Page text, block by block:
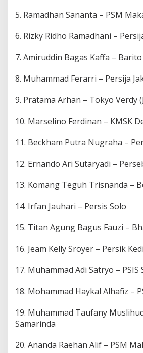
5. Ramadhan Sananta – PSM
6. Rizky Ridho Ramadhani –
7. Amiruddin Bagas Kaffa –
8. Muhammad Ferarri – Persija
9. Pratama Arhan – Tokyo Verdy
10. Marselino Ferdinan – KMSK
11. Beckham Putra Nugraha –
12. Ernando Ari Sutaryadi –
13. Komang Teguh Trisnanda –
14. Irfan Jauhari – Persis Solo
15. Titan Agung Bagus Fauzi –
16. Jeam Kelly Sroyer – Persik
17. Muhammad Adi Satryo – PSIS
18. Mohammad Haykal Alhafiz –
19. Muhammad Taufany
Samarinda
20. Ananda Raehan Alif – PSM